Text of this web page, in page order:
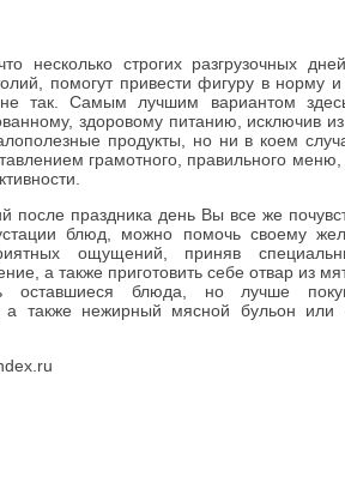
несколько строгих разгрузочных
помогут привести фигуру в норму
так. Самым лучшим вариантом
здоровому питанию, исключив
продукты, но ни в коем
грамотного, правильного
после праздника день Вы все же
блюд, можно помочь своему
ощущений, приняв
а также приготовить себе отвар из
оставшиеся блюда, но лучше
а также нежирный мясной бульон или